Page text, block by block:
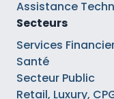
Assistance
Secteurs
Services
Santé
Secteur Public
Retail, Luxury,